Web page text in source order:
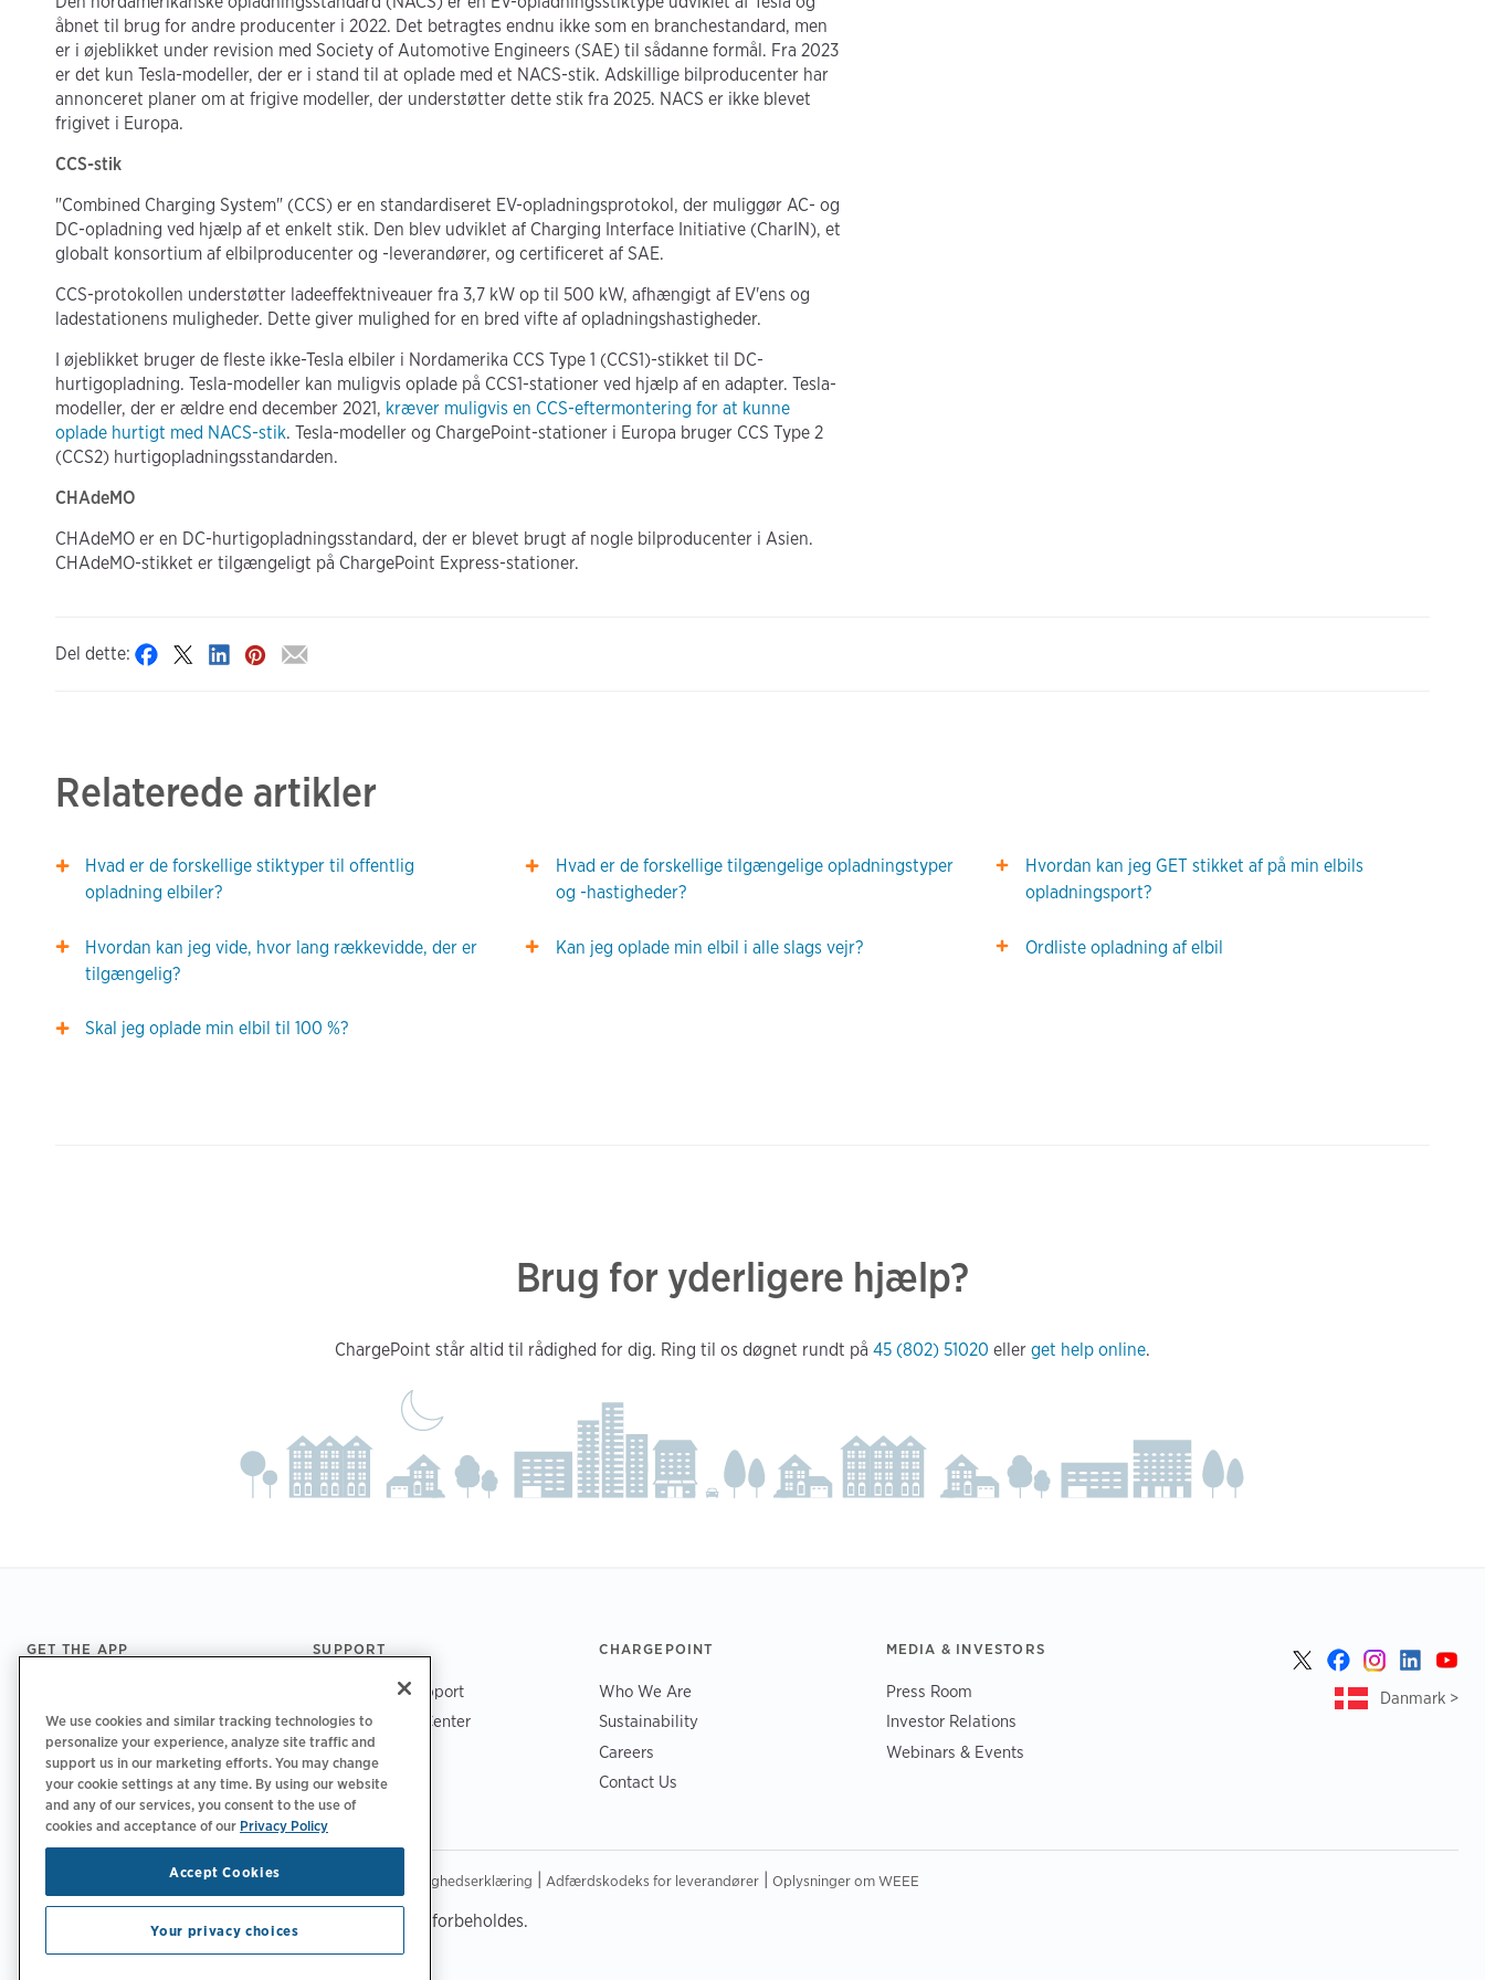
åbnet til brug for andre producenter i 2022. Det betragtes endnu ikke som en branchestandard, men
er i øjeblikket under revision med Society of Automotive Engineers (SAE) til sådanne formål. Fra 2023
er det kun Tesla-modeller, der er i stand til at oplade med et NACS-stik. Adskillige bilproducenter har
annonceret planer om at frigive modeller, der understøtter dette stik fra 2025. NACS er ikke blevet
frigivet i Europa.
CCS-stik
"Combined Charging System" (CCS) er en standardiseret EV-opladningsprotokol, der muliggør AC- og
DC-opladning ved hjælp af et enkelt stik. Den blev udviklet af Charging Interface Initiative (CharIN), et
globalt konsortium af elbilproducenter og -leverandører, og certificeret af SAE.
CCS-protokollen understøtter ladeeffektniveauer fra 3,7 kW op til 500 kW, afhængigt af EV'ens og
ladestationens muligheder. Dette giver mulighed for en bred vifte af opladningshastigheder.
I øjeblikket bruger de fleste ikke-Tesla elbiler i Nordamerika CCS Type 1 (CCS1)-stikket til DC-
hurtigopladning. Tesla-modeller kan muligvis oplade på CCS1-stationer ved hjælp af en adapter. Tesla-
modeller, der er ældre end december 2021, kræver muligvis en CCS-eftermontering for at kunne
oplade hurtigt med NACS-stik. Tesla-modeller og ChargePoint-stationer i Europa bruger CCS Type 2
(CCS2) hurtigopladningsstandarden.
CHAdeMO
CHAdeMO er en DC-hurtigopladningsstandard, der er blevet brugt af nogle bilproducenter i Asien.
CHAdeMO-stikket er tilgængeligt på ChargePoint Express-stationer.
Del dette:
Relaterede artikler
Hvad er de forskellige stiktyper til offentlig
opladning elbiler?
Hvad er de forskellige tilgængelige opladningstyper
og -hastigheder?
Hvordan kan jeg GET stikket af på min elbils
opladningsport?
Hvordan kan jeg vide, hvor lang rækkevidde, der er
tilgængelig?
Kan jeg oplade min elbil i alle slags vejr? Ordliste opladning af elbil
Skal jeg oplade min elbil til 100 %?
Brug for yderligere hjælp?
ChargePoint står altid til rådighed for dig. Ring til os døgnet rundt på 45 (802) 51020 eller get help online.
Footer
GET THE APP SUPPORT
ChargePoint Support
Driver Support Center
Trust Center
CHARGEPOINT
Who We Are
Sustainability
Careers
Contact Us
MEDIA & INVESTORS
Press Room
Investor Relations
Webinars & Events
Danmark >
Privatlivsvalg Tilgængelighedserklæring Adfærdskodeks for leverandører| Oplysninger om WEEE
Copyright © 2026 ChargePoint, Inc. Alle rettigheder forbeholdes.
We use cookies and similar tracking technologies to
personalize your experience, analyze site traffic and
support us in our marketing efforts. You may change
your cookie settings at any time. By using our website
and any of our services, you consent to the use of
cookies and acceptance of our Privacy Policy
Accept Cookies
Your privacy choices